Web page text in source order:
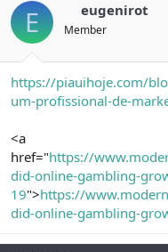
E eugenirot
Member
https://piauihoje.com/
um-profissional-de-
<a
href="https://
did-online-gambling-
19">https://
did-online-gambling-